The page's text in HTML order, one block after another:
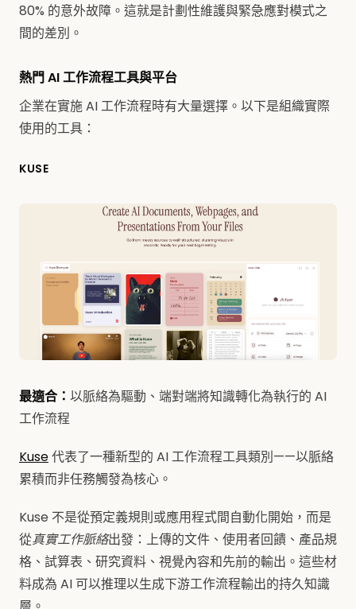
80% 的意外故障。這就是計劃性維護與緊急應對模式之
間的差別。
熱門 AI 工作流程工具與平台
企業在實施 AI 工作流程時有大量選擇。以下是組織實際
使用的工具：
KUSE
最適合： 以脈絡為驅動、端對端將知識轉化為執行的 AI
工作流程
Kuse代表了一種新型的 AI 工作流程工具類別——以脈絡
累積而非任務觸發為核心。
Kuse 不是從預定義規則或應用程式間自動化開始，而是
從真實工作脈絡出發：上傳的文件、使用者回饋、產品規
格、試算表、研究資料、視覺內容和先前的輸出。這些材
料成為 AI 可以推理以生成下游工作流程輸出的持久知識